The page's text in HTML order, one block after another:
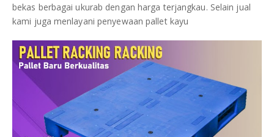
bekas berbagai ukurab dengan harga terjangkau. Selain jual
kami juga menlayani penyewaan pallet kayu